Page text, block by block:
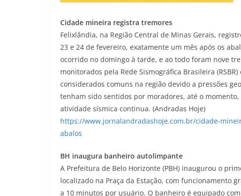
Cidade mineira registra tremores
Felixlândia, na Região Central de Minas Gerais,
23 e 24 de fevereiro, exatamente um mês após os
ocorrido no domingo à tarde, e ao todo foram nove
monitorados pela Rede Sismográfica Brasileira
considerados comuns na região devido a pressões
tenham sido sentidos por moradores, até o
atividade sísmica continua. (Andradas Hoje)
https://www.jornalandradashoje.com.br/cidade-
abalos
BH inaugura banheiro autolimpante
A Prefeitura de Belo Horizonte (PBH) inaugurou o
localizado na Praça da Estação, com funcionamento
a 10 minutos por usuário. O banheiro é equipado